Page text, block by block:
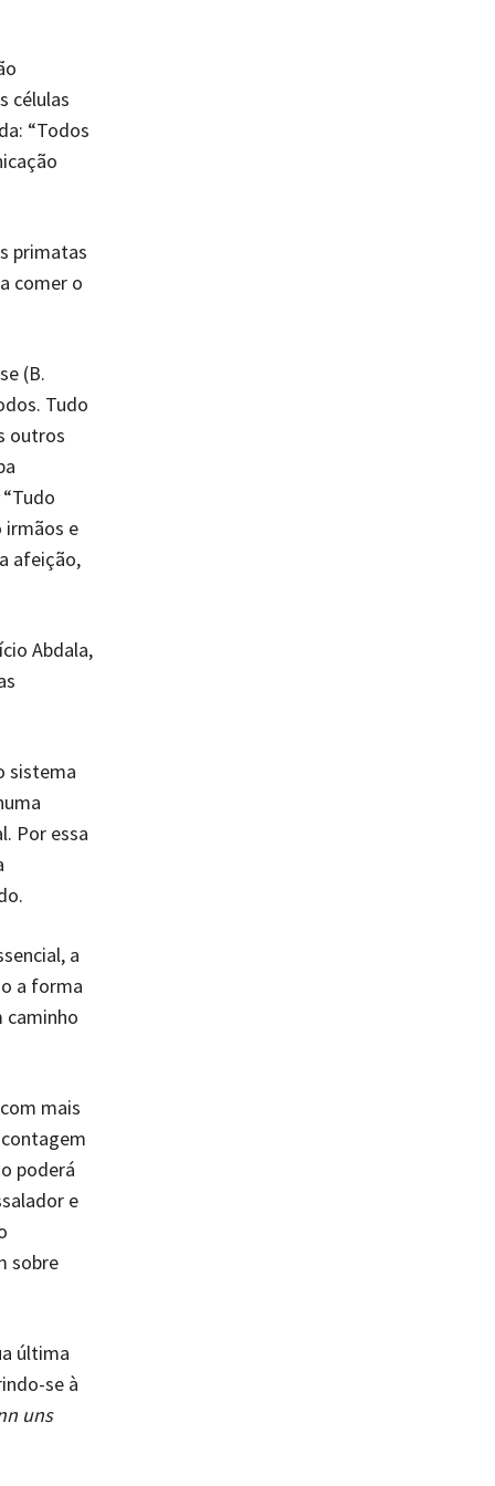
células
“Todos
primatas
comer o
(B.
Tudo
outros
irmãos e
afeição,
Abdala,
sistema
Por essa
a
a forma
caminho
mais
poderá
e
sobre
última
se à
uns